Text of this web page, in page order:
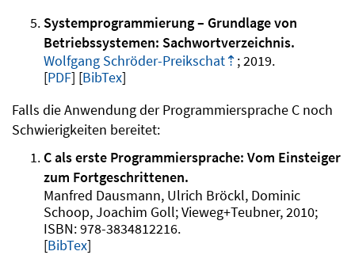
Systemprogrammierung – Grundlage von
Betriebssystemen: Sachwortverzeichnis
Wolfgang Schröder-Preikschat
2019.
PDF [BibTex]
Falls die Anwendung der Programmiersprache C noch
Schwierigkeiten bereitet:
C als erste Programmiersprache: Vom Einsteiger
zum Fortgeschrittenen
Manfred Dausmann, Ulrich Bröckl, Dominic
Schoop, Joachim Goll Vieweg+Teubner 2010
978-3834812216.
[BibTex]